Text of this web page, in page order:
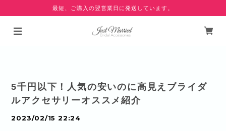
最短、ご購入の翌営業日に発送しています。
5千円以下！人気の安いのに高見えブライダ
ルアクセサリーオススメ紹介
2023/02/15 22:24